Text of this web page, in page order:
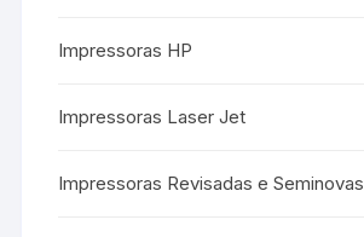
Impressoras HP
Impressoras Laser Jet
Impressoras Revisadas e Seminovas